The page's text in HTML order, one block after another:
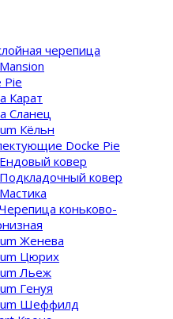
черепица
Mansion
Pie
Карат
Сланец
Кёльн
Docke Pie
Ендовый ковер
Подкладочный ковер
Мастика
Черепица коньково-
Женева
Цюрих
Льеж
Генуя
Шеффилд